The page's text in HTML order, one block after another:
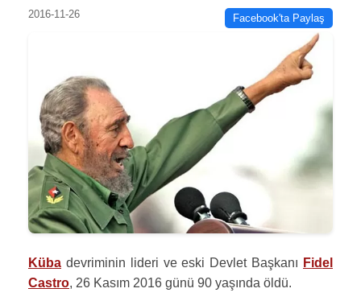
2016-11-26 Facebook'ta Paylaş
Küba devriminin lideri ve eski Devlet Başkanı Fidel
Castro, 26 Kasım 2016 günü 90 yaşında öldü.